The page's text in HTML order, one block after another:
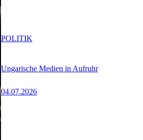
Ungarische Medien in Aufruhr
04.07.2026
POLITIK